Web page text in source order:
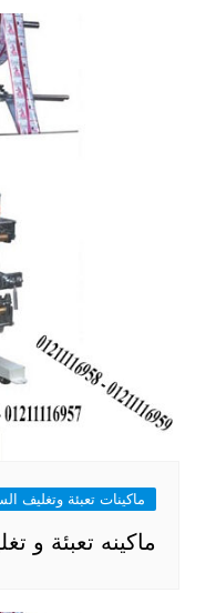
ماكينات تعبئة وتغليف
ماكينه تعبئة و